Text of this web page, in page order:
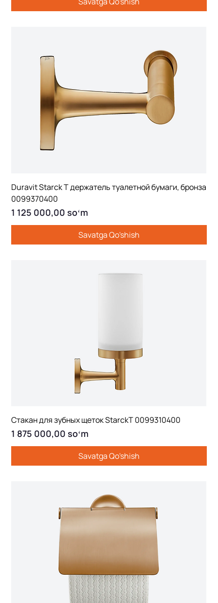
Duravit Starck T держатель туалетной бумаги, бронза
0099370400
Price
1 125 000,00 soʻm
Savatga Qo'shish
Стакан для зубных щеток StarckT 0099310400
Price
1 875 000,00 soʻm
Savatga Qo'shish